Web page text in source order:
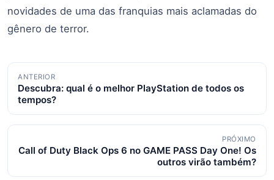
novidades de uma das franquias mais aclamadas do
gênero de terror.
Navegação
de
posts
ANTERIOR
Descubra: qual é o melhor PlayStation de todos os
tempos?
PRÓXIMO
Call of Duty Black Ops 6 no GAME PASS Day One! Os
outros virão também?